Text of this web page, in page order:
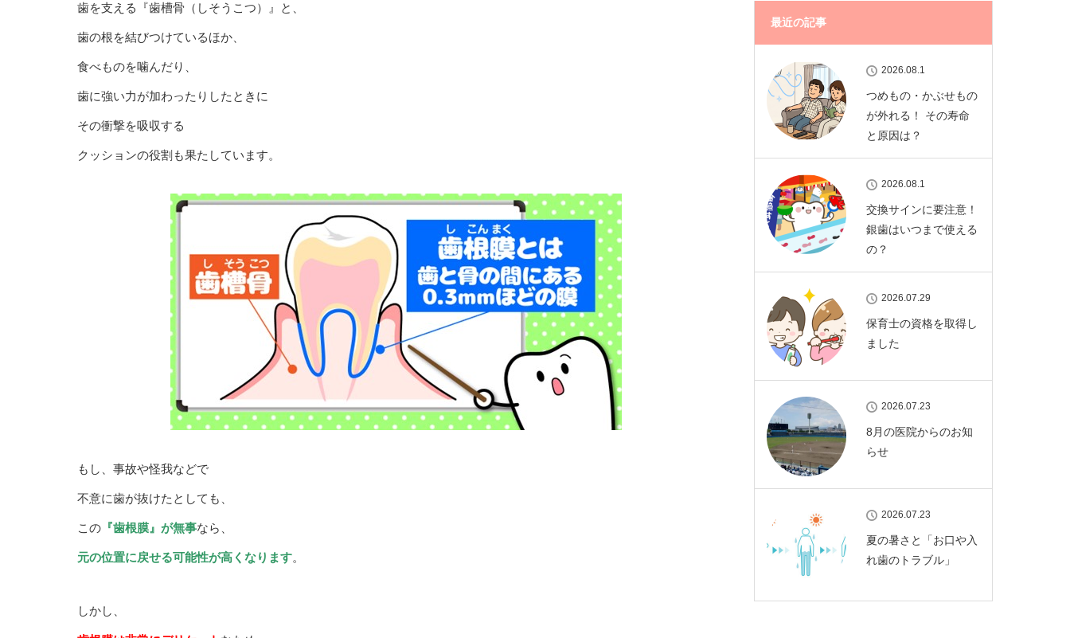
歯を支える『歯槽骨（しそうこつ）』と、
歯の根を結びつけているほか、
食べものを噛んだり、
歯に強い力が加わったりしたときに
その衝撃を吸収する
クッションの役割も果たしています。
もし、事故や怪我などで
不意に歯が抜けたとしても、
この 『歯根膜』が無事なら、
元の位置に戻せる可能性が高くなります。
しかし、
最近の記事
2026.08.1
つめもの・かぶせもの
が外れる！ その寿命
と原因は？
2026.08.1
交換サインに要注意！
銀歯はいつまで使える
の？
2026.07.29
保育士の資格を取得し
ました
2026.07.23
8月の医院からのお知
らせ
2026.07.23
夏の暑さと「お口や入
れ歯のトラブル」